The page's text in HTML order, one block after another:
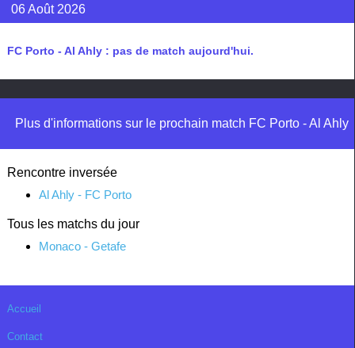
06 Août 2026
FC Porto - Al Ahly : pas de match aujourd'hui.
Plus d'informations sur le prochain match FC Porto - Al Ahly
Rencontre inversée
Al Ahly - FC Porto
Tous les matchs du jour
Monaco - Getafe
Accueil
Contact